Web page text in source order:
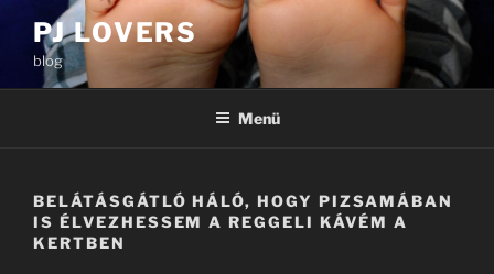
Tartalomhoz
PJ LOVERS
blog
Menü
BELÁTÁSGÁTLÓ HÁLÓ, HOGY PIZSAMÁBAN
IS ÉLVEZHESSEM A REGGELI KÁVÉM A
KERTBEN